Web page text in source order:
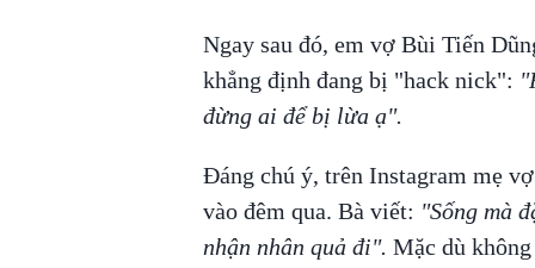
Ngay sau đó, em vợ Bùi Tiến
khẳng định đang bị "hack nick":
đừng ai để bị lừa ạ".
Đáng chú ý, trên Instagram mẹ
vào đêm qua. Bà viết: "Sống mà
nhận nhân quả đi". Mặc dù